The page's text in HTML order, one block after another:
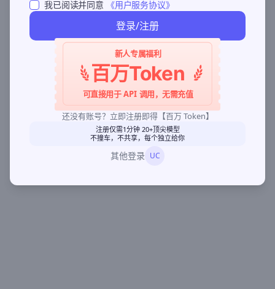
我已阅读并同意
《用户服务协议》
登录/注册
新人专属福利
百万Token
可直接用于 API 调用，无需充值
还没有账号？立即注册即得【百万 Token】
注册仅需1分钟 20+顶尖模型
不撞车，不共享，每个独立给你
其他登录 UC